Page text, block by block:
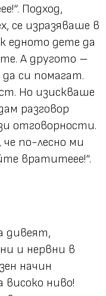
Подход,
се изразяваше в
едното дете да
А другото –
си помагат.
Но изискваше
разговор
отговорности.
по-лесно ми
вратитеее!“.
дивеят,
и нервни в
начин
високо ниво!